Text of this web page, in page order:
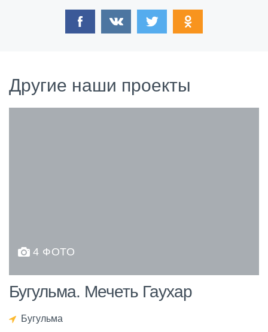
Другие наши проекты
4 ФОТО
Бугульма. Мечеть Гаухар
Бугульма